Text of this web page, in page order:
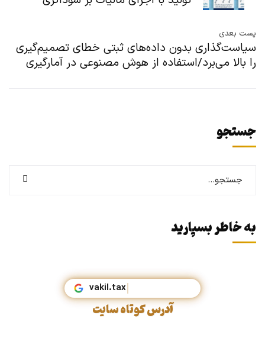
پست بعدی
سیاست‌گذاری بدون داده‌های ثبتی خطای تصمیم‌گیری
را بالا می‌برد/استفاده از هوش مصنوعی در آمارگیری
جستجو
به خاطر بسپارید
vakil.tax
آدرس کوتاه سایت